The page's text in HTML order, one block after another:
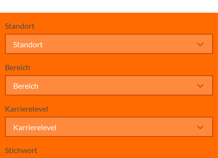
Standort
Standort
Bereich
Bereich
Karrierelevel
Karrierelevel
Stichwort